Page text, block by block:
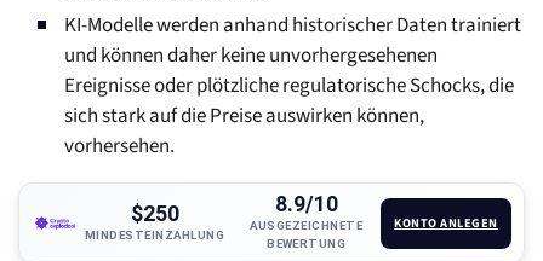
KI-Modelle werden anhand historischer Daten trainiert
und können daher keine unvorhergesehenen
Ereignisse oder plötzliche regulatorische Schocks, die
sich stark auf die Preise auswirken können,
vorhersehen.
$250
MINDESTEINZAHLUNG
8.9/10
AUSGEZEICHNETE
BEWERTUNG
KONTO ANLEGEN